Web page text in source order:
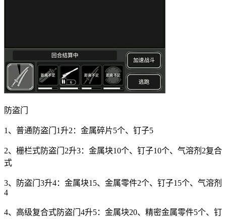
防盗门
1、普通防盗门1升2：金属碎片5个、钉子5
2、栅栏式防盗门2升3：金属块10个、钉子10个、气溶剂2复合
式
3、防盗门3升4：金属块15、金属零件2个、钉子15个、气溶剂
4
4、高级复合式防盗门4升5：金属块20、精密金属零件5个、钉